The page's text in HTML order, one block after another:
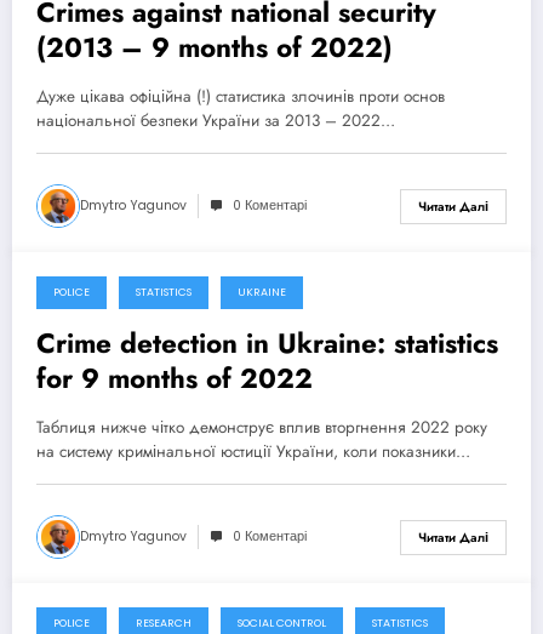
Crimes against national security
(2013 – 9 months of 2022)
Дуже цікава офіційна (!) статистика злочинів проти основ
національної безпеки України за 2013 – 2022…
Dmytro Yagunov 0 Коментарі Читати Далі
7 Жовтня, 2022
POLICE STATISTICS UKRAINE
Crime detection in Ukraine: statistics
for 9 months of 2022
Таблиця нижче чітко демонструє вплив вторгнення 2022 року
на систему кримінальної юстиції України, коли показники…
Dmytro Yagunov 0 Коментарі Читати Далі
POLICE RESEARCH SOCIAL CONTROL STATISTICS